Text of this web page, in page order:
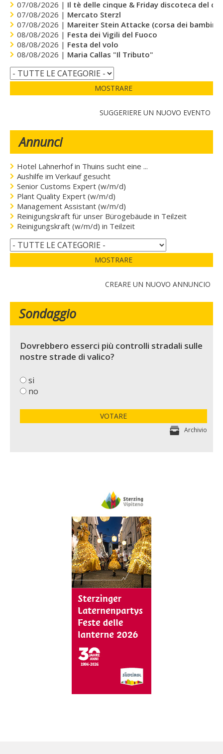
07/08/2026 | Il tè delle cinque & Friday discoteca del
07/08/2026 | Mercato Sterzl
07/08/2026 | Mareiter Stein Attacke (corsa dei bambini)
08/08/2026 | Festa dei Vigili del Fuoco
08/08/2026 | Festa del volo
08/08/2026 | Maria Callas "Il Tributo"
MOSTRARE
SUGGERIERE UN NUOVO EVENTO
Annunci
Hotel Lahnerhof in Thuins sucht eine ...
Aushilfe im Verkauf gesucht
Senior Customs Expert (w/m/d)
Plant Quality Expert (w/m/d)
Management Assistant (w/m/d)
Reinigungskraft für unser Bürogebäude in Teilzeit
Reinigungskraft (w/m/d) in Teilzeit
MOSTRARE
CREARE UN NUOVO ANNUNCIO
Sondaggio
Dovrebbero esserci più controlli stradali sulle
nostre strade di valico?
si
no
VOTARE
Archivio